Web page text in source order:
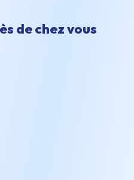
de chez vous